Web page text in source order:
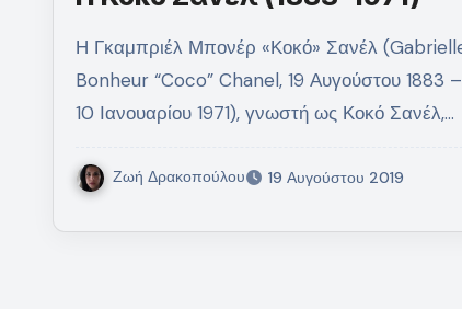
Η Γκαμπριέλ Μπονέρ «Κοκό» Σανέλ (Gabrielle
Bonheur “Coco” Chanel, 19 Αυγούστου 1883 –
10 Ιανουαρίου 1971), γνωστή ως Κοκό Σανέλ,…
Ζωή Δρακοπούλου 19 Αυγούστου 2019